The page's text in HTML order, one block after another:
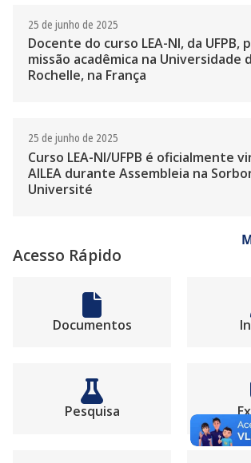
25 de junho de 2025
Docente do curso LEA-NI, da UFPB,
missão acadêmica na Universidade
Rochelle, na França
25 de junho de 2025
Curso LEA-NI/UFPB é oficialmente
AILEA durante Assembleia na
Université
Acesso Rápido
Documentos
Pesquisa